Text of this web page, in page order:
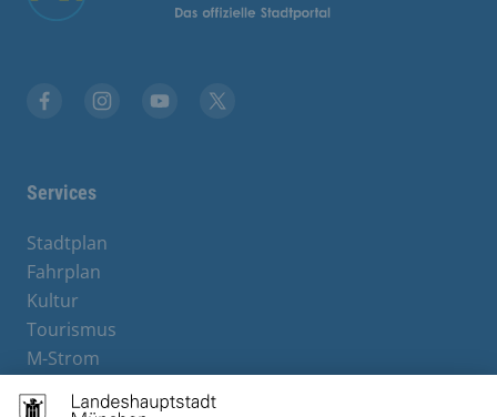
Services
Stadtplan
Fahrplan
Kultur
Tourismus
M-Strom